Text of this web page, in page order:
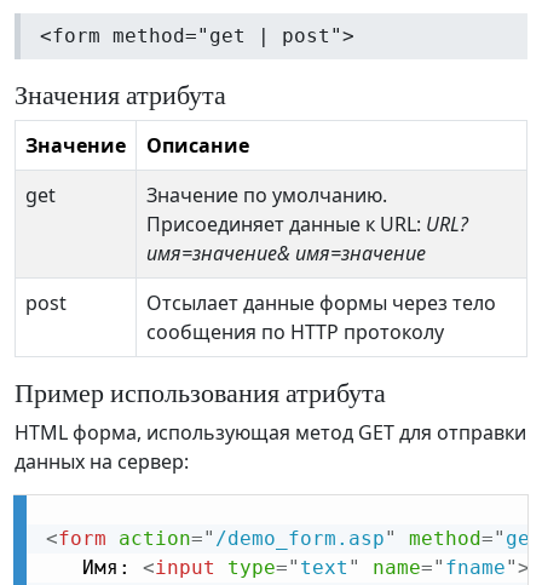
<form method="get | post">
Значения атрибута
Значение
Описание
get
Значение по умолчанию.
Присоединяет данные к URL: URL?
имя=значение& имя=значение
post
Отсылает данные формы через тело
сообщения по HTTP протоколу
Пример использования атрибута
HTML форма, использующая метод GET для отправки
данных на сервер:
<form action=" /demo_form.asp" method=" get
   Имя:
<input type=" text " name=" fname">